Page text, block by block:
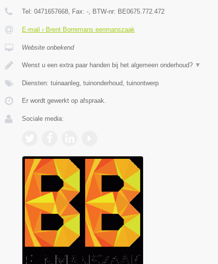
Tel: 0471657668, Fax: -, BTW-nr: BE0675.772.472
E-mail › Brent Borremans eenmanszaak
Website onbekend
Wenst u een extra paar handen bij het algemeen onderhoud? ▼
Diensten: tuinaanleg, tuinonderhoud, tuinontwerp
Er wordt gewerkt op afspraak.
Sociale media: